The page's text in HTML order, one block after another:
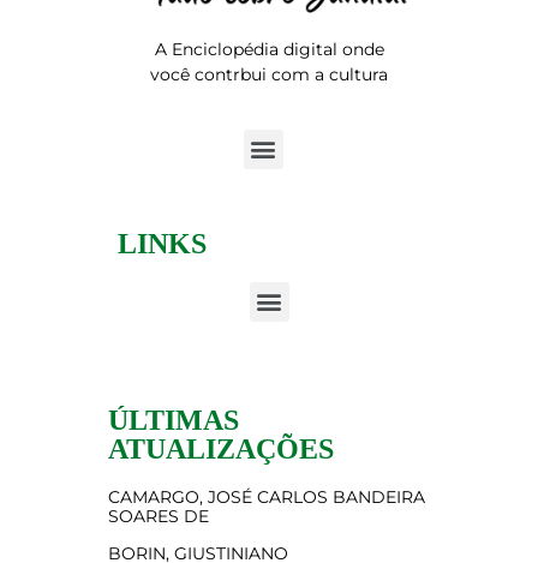
A Enciclopédia digital onde
você contrbui com a cultura
LINKS
ÚLTIMAS
ATUALIZAÇÕES
CAMARGO, JOSÉ CARLOS BANDEIRA
SOARES DE
BORIN, GIUSTINIANO